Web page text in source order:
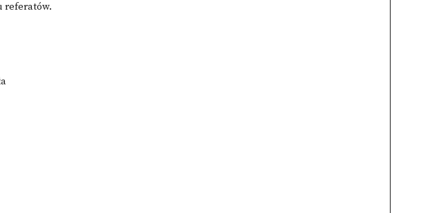
referatów.